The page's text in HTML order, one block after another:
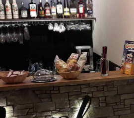
koupališti začíná od […]